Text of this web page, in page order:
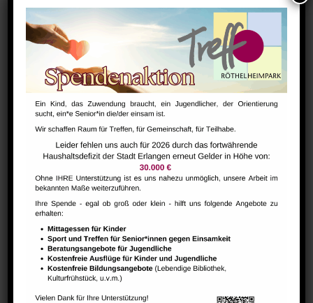
Bharathanatiyam Kindertanzgruppe
August 9 @ 10:00 - 12:00